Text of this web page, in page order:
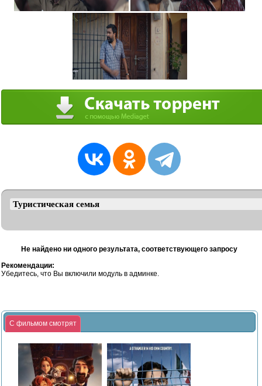
Не найдено ни одного результата, соответствующего запросу
Рекомендации:
Убедитесь, что Вы включили модуль в админке.
С фильмом смотрят